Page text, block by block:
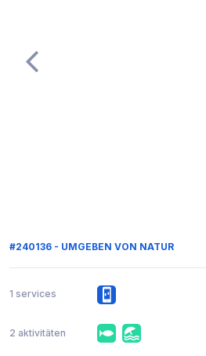
#240136 - UMGEBEN VON NATUR
1 services
2 aktivitäten